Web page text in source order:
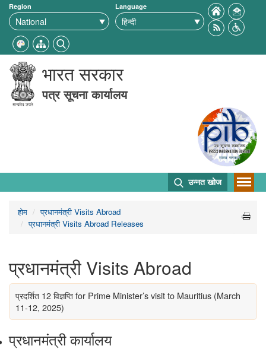
Region Language
भारत सरकार
पत्र सूचना कार्यालय
उन्नत खोज
होम
प्रधानमंत्री Visits Abroad
प्रधानमंत्री Visits Abroad Releases
प्रधानमंत्री Visits Abroad
प्रदर्शित 12 विज्ञप्तिfor Prime Minister’s visit to Mauritius (March
11-12, 2025)
प्रधानमंत्री कार्यालय